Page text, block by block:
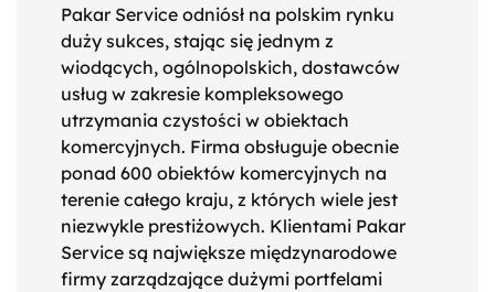
Pakar Service odniósł na polskim rynku
duży sukces, stając się jednym z
wiodących, ogólnopolskich, dostawców
usług w zakresie kompleksowego
utrzymania czystości w obiektach
komercyjnych. Firma obsługuje obecnie
ponad 600 obiektów komercyjnych na
terenie całego kraju, z których wiele jest
niezwykle prestiżowych. Klientami Pakar
Service są największe międzynarodowe
firmy zarządzające dużymi portfelami